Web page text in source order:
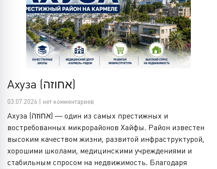
Ахуза (אחוזה)
03.07.2026 | нет комментариев
Ахуза (אחוזה) — один из самых престижных и
востребованных микрорайонов Хайфы. Район известен
высоким качеством жизни, развитой инфраструктурой,
хорошими школами, медицинскими учреждениями и
стабильным спросом на недвижимость. Благодаря